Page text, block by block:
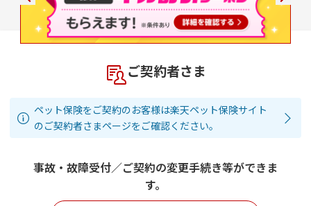
ご契約者さま
ペット保険をご契約のお客様は楽天ペット保険サイト
のご契約者さまページをご確認ください。
事故・故障受付／ご契約の変更手続き等ができま
す。